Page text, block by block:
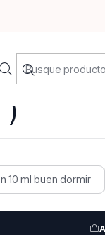
)
y
10 ml buen dormir